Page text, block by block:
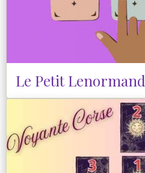
Le Petit Lenormand